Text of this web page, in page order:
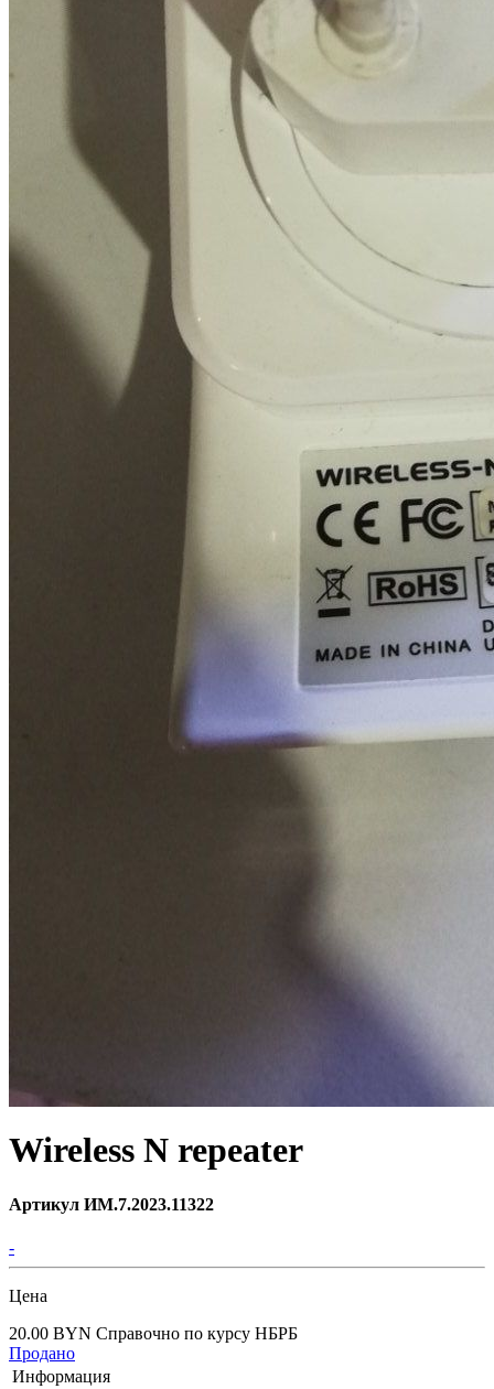
Wireless N repeater
Артикул ИМ.7.2023.11322
-
Цена
20.00 BYN Справочно по курсу НБРБ
Продано
Информация